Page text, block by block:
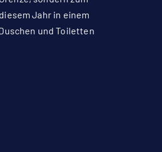
Jahr in einem
und Toiletten